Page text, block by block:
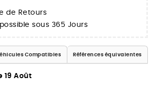
de Retours
sous 365 Jours
Compatibles Références équivalentes
19 Août